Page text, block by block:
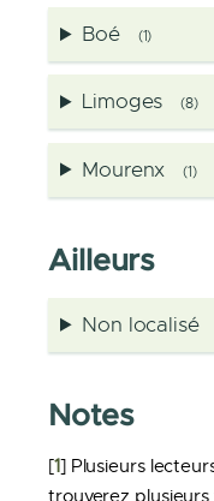
Boé (1)
Limoges (8)
Mourenx (1)
Ailleurs
Non localisé
Notes
[1] Plusieurs
trouverez